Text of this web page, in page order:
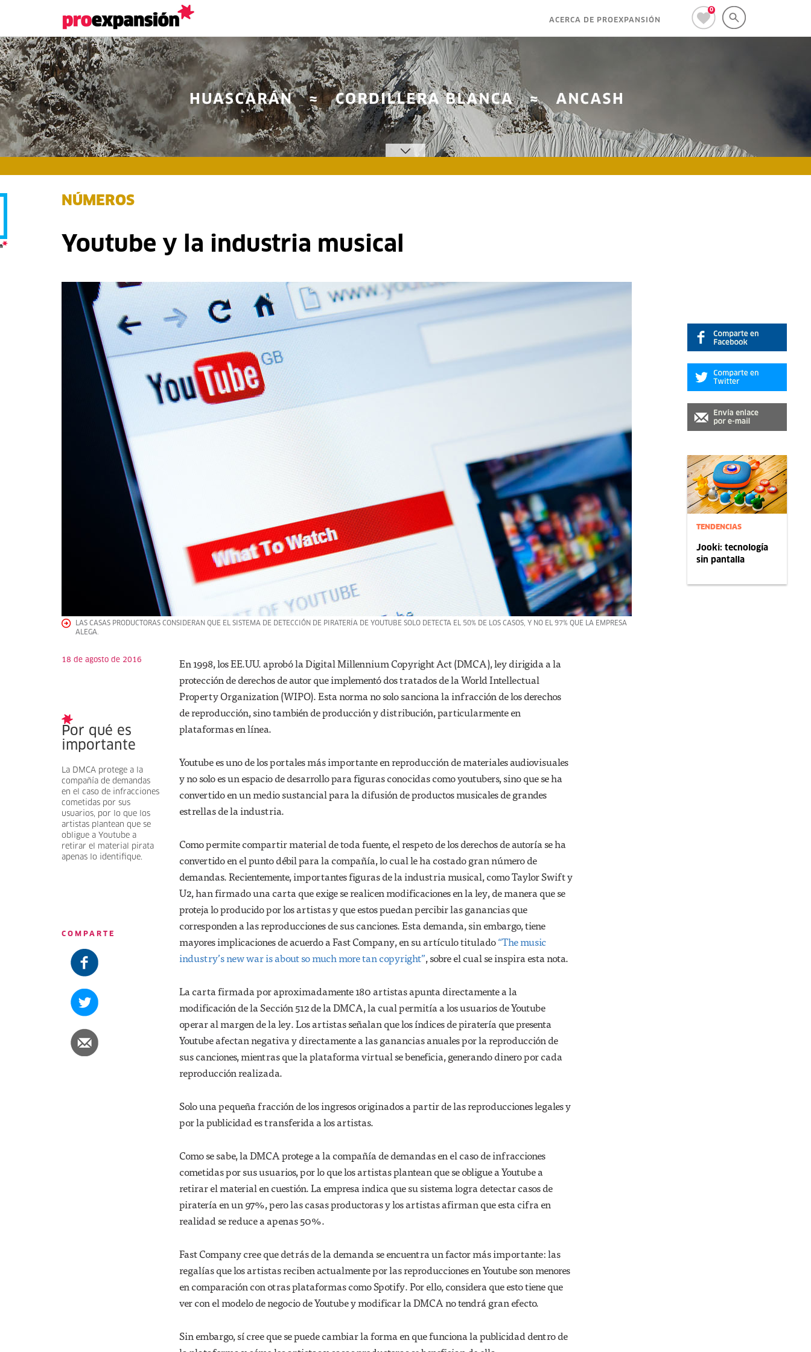
0
ACERCA DE PROEXPANSIÓN
TENDENCIAS
Jooki: tecnología
sin pantalla
NÚMEROS
Youtube y la industria musical
LAS CASAS PRODUCTORAS CONSIDERAN QUE EL SISTEMA DE DETECCIÓN DE PIRATERÍA DE YOUTUBE SOLO DETECTA EL 50% DE LOS CASOS, Y NO EL 97% QUE LA EMPRESA
ALEGA.
18 de agosto de 2016
Por qué es
importante
La DMCA protege a la
compañía de demandas
en el caso de infracciones
cometidas por sus
usuarios, por lo que los
artistas plantean que se
obligue a Youtube a
retirar el material pirata
apenas lo identifique.
COMPARTE
En 1998, los EE.UU. aprobó la Digital Millennium Copyright Act (DMCA), ley dirigida a la
protección de derechos de autor que implementó dos tratados de la World Intellectual
Property Organization (WIPO). Esta norma no solo sanciona la infracción de los derechos
de reproducción, sino también de producción y distribución, particularmente en
plataformas en línea.
Youtube es uno de los portales más importante en reproducción de materiales audiovisuales
y no solo es un espacio de desarrollo para figuras conocidas como youtubers, sino que se ha
convertido en un medio sustancial para la difusión de productos musicales de grandes
estrellas de la industria.
Como permite compartir material de toda fuente, el respeto de los derechos de autoría se ha
convertido en el punto débil para la compañía, lo cual le ha costado gran número de
demandas. Recientemente, importantes figuras de la industria musical, como Taylor Swift y
U2, han firmado una carta que exige se realicen modificaciones en la ley, de manera que se
proteja lo producido por los artistas y que estos puedan percibir las ganancias que
corresponden a las reproducciones de sus canciones. Esta demanda, sin embargo, tiene
mayores implicaciones de acuerdo a Fast Company, en su artículo titulado“The music
industry’s new war is about so much more tan copyright”, sobre el cual se inspira esta nota.
La carta firmada por aproximadamente 180 artistas apunta directamente a la
modificación de la Sección 512 de la DMCA, la cual permitía a los usuarios de Youtube
operar al margen de la ley. Los artistas señalan que los índices de piratería que presenta
Youtube afectan negativa y directamente a las ganancias anuales por la reproducción de
sus canciones, mientras que la plataforma virtual se beneficia, generando dinero por cada
reproducción realizada.
Solo una pequeña fracción de los ingresos originados a partir de las reproducciones legales y
por la publicidad es transferida a los artistas.
Como se sabe, la DMCA protege a la compañía de demandas en el caso de infracciones
cometidas por sus usuarios, por lo que los artistas plantean que se obligue a Youtube a
retirar el material en cuestión. La empresa indica que su sistema logra detectar casos de
piratería en un 97%, pero las casas productoras y los artistas afirman que esta cifra en
realidad se reduce a apenas 50%.
Fast Company cree que detrás de la demanda se encuentra un factor más importante: las
regalías que los artistas reciben actualmente por las reproducciones en Youtube son menores
en comparación con otras plataformas como Spotify. Por ello, considera que esto tiene que
ver con el modelo de negocio de Youtube y modificar la DMCA no tendrá gran efecto.
Sin embargo, sí cree que se puede cambiar la forma en que funciona la publicidad dentro de